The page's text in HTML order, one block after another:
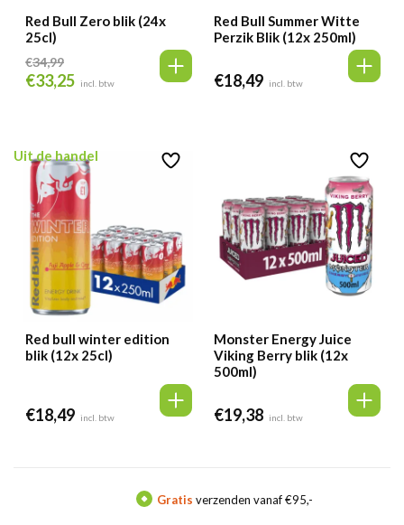
Red Bull Zero blik (24x
25cl)
€34,99
Oorspronkelijke
€34,99.
€33,25 Huidige
€33,25.
incl. btw
Red Bull Summer Witte
Perzik Blik (12x 250ml)
€18,49 incl. btw
Uit de handel
Red bull winter edition
blik (12x 25cl)
€18,49 incl. btw
Monster Energy Juice
Viking Berry blik (12x
500ml)
€19,38 incl. btw
verzenden vanaf €95,-